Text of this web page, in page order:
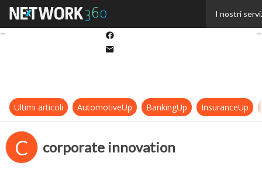
I nostri
Ultimi articoli AutomotiveUp BankingUp InsuranceUp
C corporate innovation